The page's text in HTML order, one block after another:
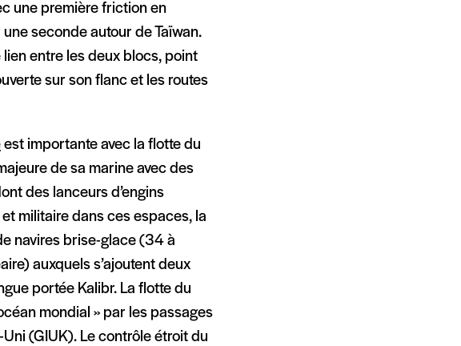
une première friction en
seconde autour de Taïwan.
lien entre les deux blocs, point
sur son flanc et les routes
est importante avec la flotte du
de sa marine avec des
des lanceurs d’engins
militaire dans ces espaces, la
navires brise-glace (34 à
auxquels s’ajoutent deux
portée Kalibr. La flotte du
mondial » par les passages
(GIUK). Le contrôle étroit du